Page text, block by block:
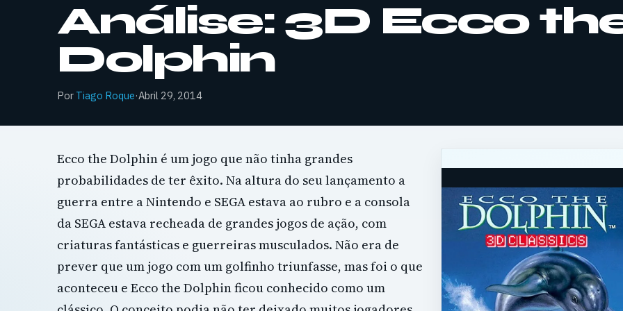
Análise: 3D Ecco
Dolphin
Por Tiago Roque·Abril 29, 2014
Ecco the Dolphin é um jogo que não tinha grandes
probabilidades de ter êxito. Na altura do seu lançamento a
guerra entre a Nintendo e SEGA estava ao rubro e a consola
da SEGA estava recheada de grandes jogos de ação, com
criaturas fantásticas e guerreiras musculados. Não era de
prever que um jogo com um golfinho triunfasse, mas foi o que
aconteceu e Ecco the Dolphin ficou conhecido como um